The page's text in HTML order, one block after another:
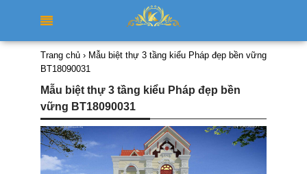
Trang chủ › Mẫu biệt thự 3 tầng kiểu Pháp đẹp bền vững
BT18090031
Mẫu biệt thự 3 tầng kiểu Pháp đẹp bền
vững BT18090031